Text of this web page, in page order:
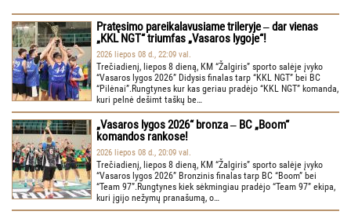
Pratęsimo pareikalavusiame trileryje ‒ dar vienas
„KKL NGT“ triumfas „Vasaros lygoje“!
2026 liepos 08 d., 22:09 val.
Trečiadienį, liepos 8 dieną, KM “Žalgiris” sporto salėje įvyko
“Vasaros lygos 2026” Didysis finalas tarp “KKL NGT” bei BC
“Pilėnai”.Rungtynes kur kas geriau pradėjo “KKL NGT” komanda,
kuri pelnė dešimt taškų be…
„Vasaros lygos 2026“ bronza ‒ BC „Boom“
komandos rankose!
2026 liepos 08 d., 20:09 val.
Trečiadienį, liepos 8 dieną, KM “Žalgiris” sporto salėje įvyko
“Vasaros lygos 2026” Bronzinis finalas tarp BC “Boom” bei
“Team 97”.Rungtynes kiek sėkmingiau pradėjo “Team 97” ekipa,
kuri įgijo nežymų pranašumą, o…